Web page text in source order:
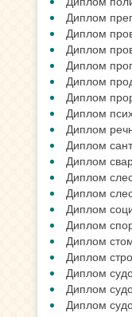
Диплом
Диплом
Диплом
Диплом
Диплом
Диплом
Диплом
Диплом
Диплом
Диплом
Диплом
Диплом
Диплом
Диплом
Диплом
Диплом
Диплом
Диплом
Диплом